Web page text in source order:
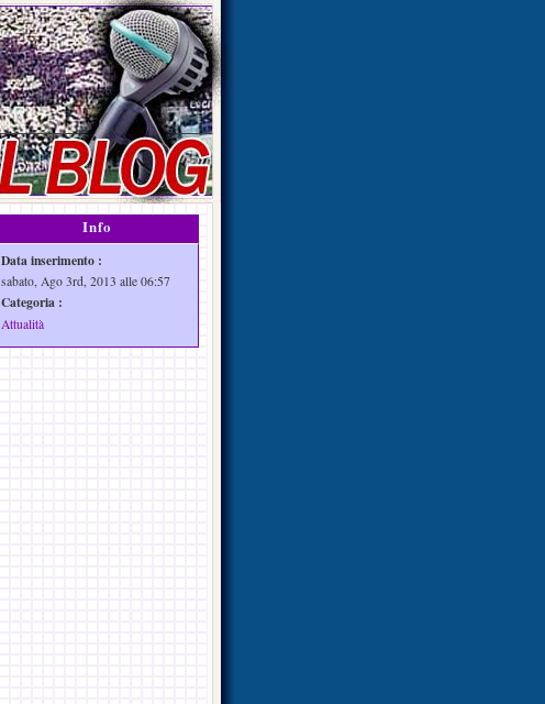
Info
Data inserimento :
sabato, Ago 3rd, 2013 alle 06:57
Categoria :
Attualità